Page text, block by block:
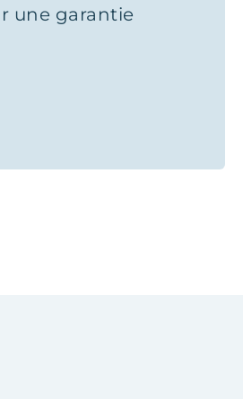
une garantie